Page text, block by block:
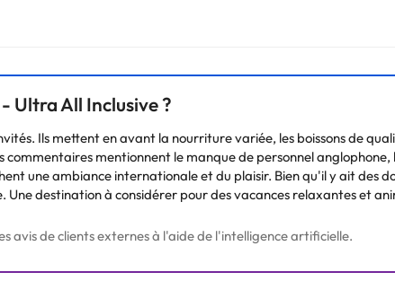
tarifs directement auprès de l’établissement. Toutes les
Ultra All Inclusive ?
Ils mettent en avant la nourriture variée, les boissons de
mentionnent le manque de personnel
une ambiance internationale et du plaisir. Bien qu'il y ait des
destination à considérer pour des vacances relaxantes et
avis de clients externes à l'aide de l'intelligence artificielle.